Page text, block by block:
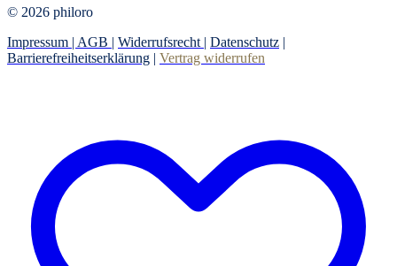
© 2026 philoro
Impressum | AGB | Widerrufsrecht | Datenschutz |
Barrierefreiheitserklärung | Vertrag widerrufen